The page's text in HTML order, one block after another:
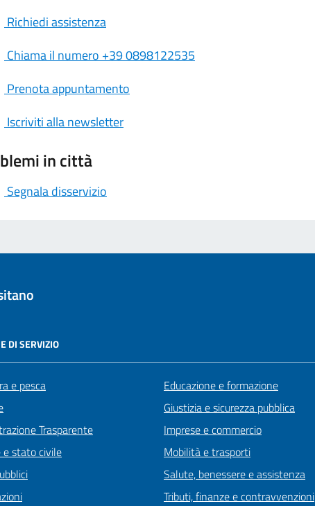
Richiedi assistenza
Chiama il numero +39 0898122535
Prenota appuntamento
Iscriviti alla newsletter
in città
Segnala disservizio
DI SERVIZIO
e pesca
Trasparente
e stato civile
Educazione e formazione
Giustizia e sicurezza pubblica
Imprese e commercio
Mobilità e trasporti
Salute, benessere e assistenza
Tributi, finanze e contravvenzioni